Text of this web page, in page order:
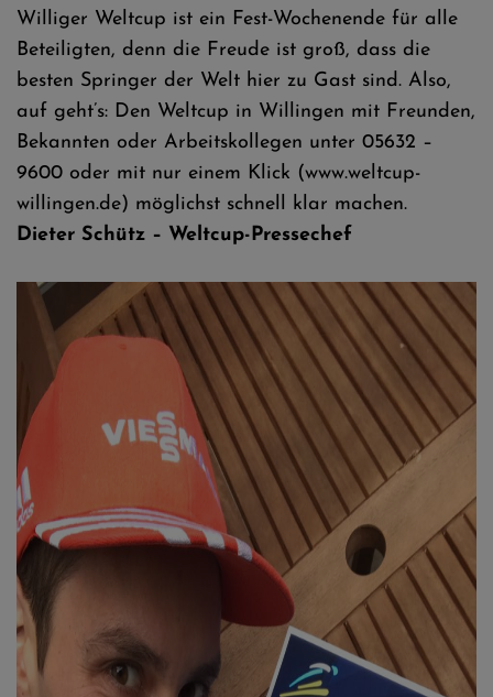
Williger Weltcup ist ein Fest-Wochenende für alle
Beteiligten, denn die Freude ist groß, dass die
besten Springer der Welt hier zu Gast sind. Also,
auf geht’s: Den Weltcup in Willingen mit Freunden,
Bekannten oder Arbeitskollegen unter 05632 –
9600 oder mit nur einem Klick (www.weltcup-
willingen.de) möglichst schnell klar machen.
Dieter Schütz – Weltcup-Pressechef